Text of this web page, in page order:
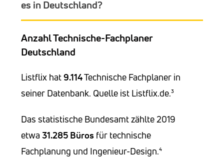
es in Deutschland?
Anzahl Technische-Fachplaner
Deutschland
Listflix hat9.114Technische Fachplaner in
seiner Datenbank. Quelle ist Listflix.de.³
Das statistische Bundesamt zählte 2019
etwa31.285 Büros für technische
Fachplanung und Ingenieur-Design.⁴